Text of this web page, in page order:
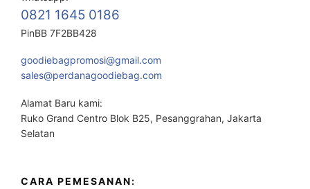
0821 1645 0186
PinBB 7F2BB428
goodiebagpromosi@gmail.com
sales@perdanagoodiebag.com
Alamat Baru kami:
Ruko Grand Centro Blok B25, Pesanggrahan, Jakarta
Selatan
CARA PEMESANAN: